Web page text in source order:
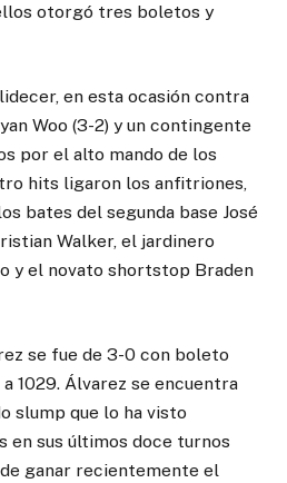
otorgó tres boletos y
en esta ocasión contra
Woo (3-2) y un contingente
por el alto mando de los
hits ligaron los anfitriones,
bates del segunda base José
Walker, el jardinero
y el novato shortstop Braden
se fue de 3-0 con boleto
1029. Álvarez se encuentra
slump que lo ha visto
en sus últimos doce turnos
ganar recientemente el